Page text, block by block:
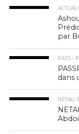
par
PASS -
dans
NETALI